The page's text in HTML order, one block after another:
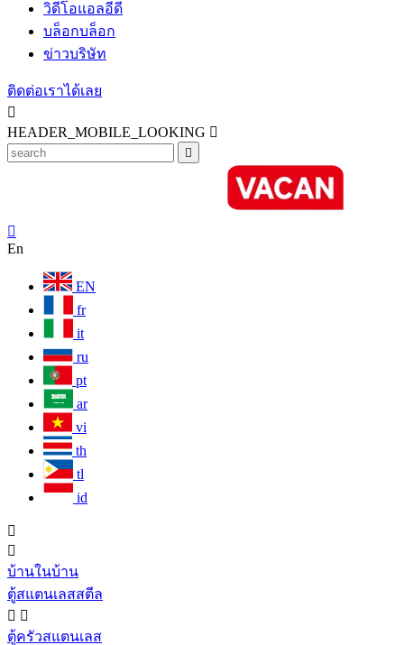
วิดีโอแอลอีดี
บล็อกบล็อก
ข่าวบริษัท
ติดต่อเราได้เลย

HEADER_MOBILE_LOOKING 


En
EN
fr
it
ru
pt
ar
vi
th
tl
id


บ้านในบ้าน
ตู้สแตนเลสสตีล
 
ตู้ครัวสแตนเลส